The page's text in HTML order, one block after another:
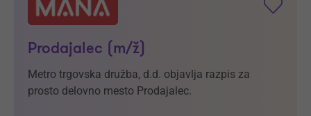
Prodajalec (m/ž)
Metro trgovska družba, d.d. objavlja razpis za
prosto delovno mesto Prodajalec.